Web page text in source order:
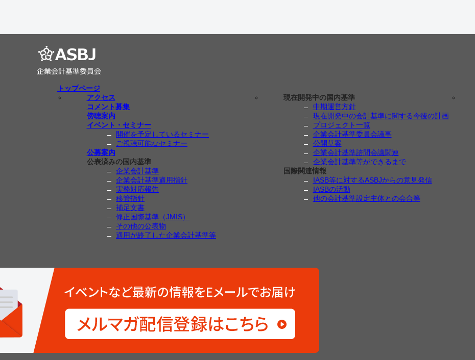
トップページ
アクセス
コメント募集
傍聴案内
イベント・セミナー
開催を予定しているセミナー
ご視聴可能なセミナー
公募案内
公表済みの国内基準
企業会計基準
企業会計基準適用指針
実務対応報告
移管指針
補足文書
修正国際基準（JMIS）
その他の公表物
適用が終了した企業会計基準等
現在開発中の国内基準
中期運営方針
現在開発中の会計基準に関する今後の計画
プロジェクト一覧
企業会計基準委員会議事
公開草案
企業会計基準諮問会議関連
企業会計基準等ができるまで
国際関連情報
IASB等に対するASBJからの意見発信
IASBの活動
他の会計基準設定主体との会合等